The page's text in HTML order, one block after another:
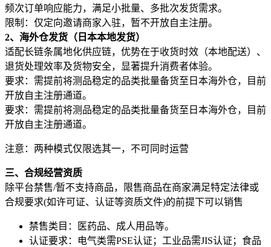
频次订单响应能力，满足小批量、多批次发货需求。
限制：仅定向邀请商家入驻，暂不开放自主注册。
2、海外仓发货（日本本地发货）
适配长链条属地化供应链，优势在于收货时效（本地配送）、
退货处理效率及货物安全，显著提升消费者体验。
要求：需提前将测品稳定的品类批量备货至日本海外仓，目前
开放自主注册通道。
要求：需提前将测品稳定的品类批量备货至日本海外仓，目前
开放自主注册通道。
注意：两种模式仅限选其一，不可同时运营
三、合规经营资质
除平台禁售/暂不支持商品，限售商品在商家满足特定法律或
合规要求(如许可证、认证等资质文件)的前提下可以销售
禁售类目：医药品、成人用品等。
认证要求：电气类需PSE认证；工业品需JIS认证；食品